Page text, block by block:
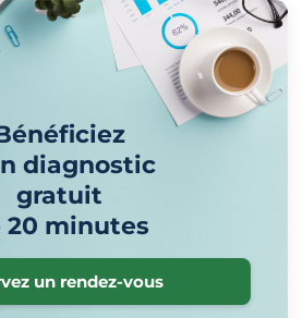
diagnostic
gratuit
20 minutes
un rendez-vous